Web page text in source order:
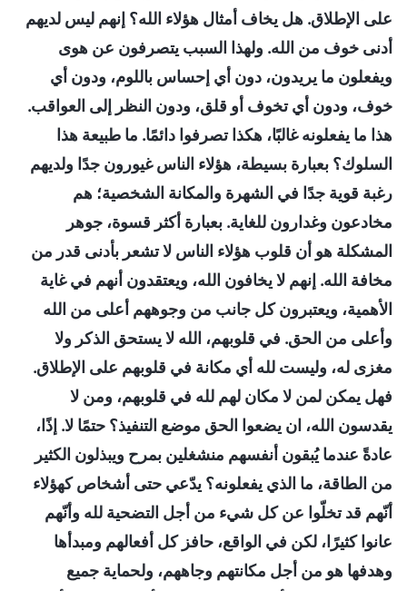
على الإطلاق. هل يخاف أمثال هؤلاء الله؟ إنهم ليس لديهم
أدنى خوف من الله. ولهذا السبب يتصرفون عن هوى
ويفعلون ما يريدون، دون أي إحساس باللوم، ودون أي
خوف، ودون أي تخوف أو قلق، ودون النظر إلى العواقب.
هذا ما يفعلونه غالبًا، هكذا تصرفوا دائمًا. ما طبيعة هذا
السلوك؟ بعبارة بسيطة، هؤلاء الناس غيورون جدًا ولديهم
رغبة قوية جدًا في الشهرة والمكانة الشخصية؛ هم
مخادعون وغدارون للغاية. بعبارة أكثر قسوة، جوهر
المشكلة هو أن قلوب هؤلاء الناس لا تشعر بأدنى قدر من
مخافة الله. إنهم لا يخافون الله، ويعتقدون أنهم في غاية
الأهمية، ويعتبرون كل جانب من وجوههم أعلى من الله
وأعلى من الحق. في قلوبهم، الله لا يستحق الذكر ولا
مغزى له، وليست لله أي مكانة في قلوبهم على الإطلاق.
فهل يمكن لمن لا مكان لهم لله في قلوبهم، ومن لا
يقدسون الله، ان يضعوا الحق موضع التنفيذ؟ حتمًا لا. إذًا،
عادةً عندما يُبقون أنفسهم منشغلين بمرح ويبذلون الكثير
من الطاقة، ما الذي يفعلونه؟ يدّعي حتى أشخاص كهؤلاء
أنّهم قد تخلّوا عن كل شيء من أجل التضحية لله وأنّهم
عانوا كثيرًا، لكن في الواقع، حافز كل أفعالهم ومبدأها
وهدفها هو من أجل مكانتهم وجاههم، ولحماية جميع